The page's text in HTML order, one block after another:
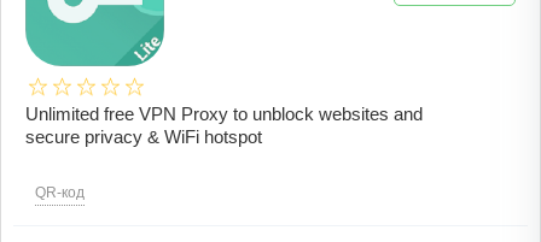
Unlimited free VPN Proxy to unblock websites and
secure privacy & WiFi hotspot
QR-код